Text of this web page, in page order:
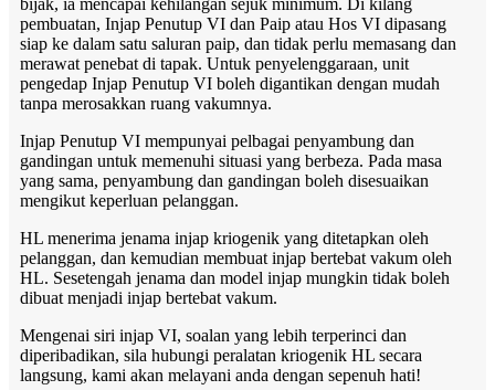
bijak, ia mencapai kehilangan sejuk minimum. Di kilang
pembuatan, Injap Penutup VI dan Paip atau Hos VI dipasang
siap ke dalam satu saluran paip, dan tidak perlu memasang dan
merawat penebat di tapak. Untuk penyelenggaraan, unit
pengedap Injap Penutup VI boleh digantikan dengan mudah
tanpa merosakkan ruang vakumnya.
Injap Penutup VI mempunyai pelbagai penyambung dan
gandingan untuk memenuhi situasi yang berbeza. Pada masa
yang sama, penyambung dan gandingan boleh disesuaikan
mengikut keperluan pelanggan.
HL menerima jenama injap kriogenik yang ditetapkan oleh
pelanggan, dan kemudian membuat injap bertebat vakum oleh
HL. Sesetengah jenama dan model injap mungkin tidak boleh
dibuat menjadi injap bertebat vakum.
Mengenai siri injap VI, soalan yang lebih terperinci dan
diperibadikan, sila hubungi peralatan kriogenik HL secara
langsung, kami akan melayani anda dengan sepenuh hati!